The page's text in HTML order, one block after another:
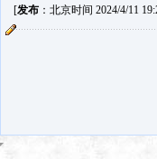
[发布：北京时间 2024/4/11